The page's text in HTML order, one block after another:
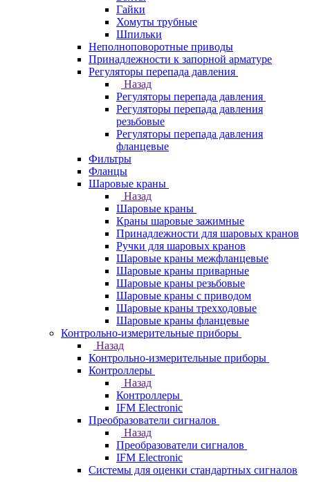
Гайки
Хомуты трубные
Шпильки
Неполноповоротные приводы
Принадлежности к запорной арматуре
Регуляторы перепада давления
Назад
Регуляторы перепада давления
Регуляторы перепада давления
резьбовые
Регуляторы перепада давления
фланцевые
Фильтры
Фланцы
Шаровые краны
Назад
Шаровые краны
Краны шаровые зажимные
Принадлежности для шаровых кранов
Ручки для шаровых кранов
Шаровые краны межфланцевые
Шаровые краны приварные
Шаровые краны резьбовые
Шаровые краны с приводом
Шаровые краны трехходовые
Шаровые краны фланцевые
Контрольно-измерительные приборы
Назад
Контрольно-измерительные приборы
Контроллеры
Назад
Контроллеры
IFM Electronic
Преобразователи сигналов
Назад
Преобразователи сигналов
IFM Electronic
Системы для оценки стандартных сигналов